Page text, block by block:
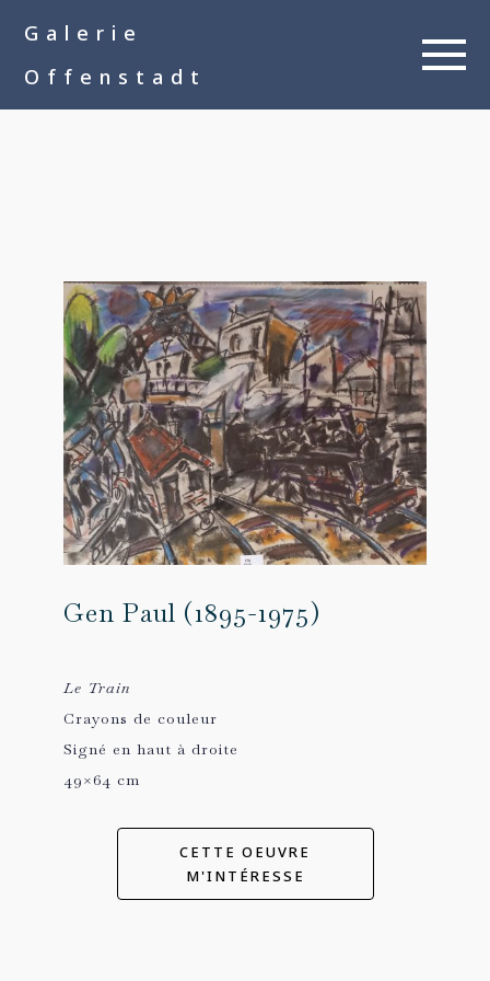
verification=__Kkl892DwMQgMkXsVxXcP8FPkKDh32a1qj3vnYFWbQ
Galerie
Offenstadt
Gen Paul (1895-1975)
Le Train
Crayons de couleur
Signé en haut à droite
49×64 cm
CETTE OEUVRE
M'INTÉRESSE